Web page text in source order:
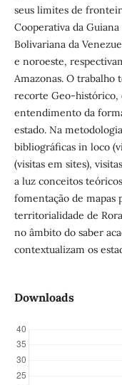
seus limites de
Cooperativa da
Bolivariana da
e noroeste,
Amazonas. O trabalho
recorte Geo-histórico,
entendimento da
estado. Na
bibliográficas in loco
(visitas em sites),
a luz conceitos
fomentação de
territorialidade de
no âmbito do saber
contextualizam os
Downloads